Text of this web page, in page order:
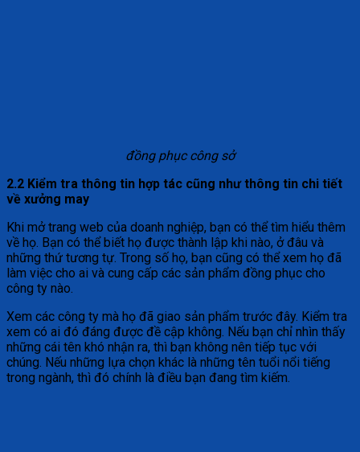
đồng phục công sở
2.2 Kiểm tra thông tin hợp tác cũng như thông tin chi tiết
về xưởng may
Khi mở trang web của doanh nghiệp, bạn có thể tìm hiểu thêm
về họ. Bạn có thể biết họ được thành lập khi nào, ở đâu và
những thứ tương tự. Trong số họ, bạn cũng có thể xem họ đã
làm việc cho ai và cung cấp các sản phẩm đồng phục cho
công ty nào.
Xem các công ty mà họ đã giao sản phẩm trước đây. Kiểm tra
xem có ai đó đáng được đề cập không. Nếu bạn chỉ nhìn thấy
những cái tên khó nhận ra, thì bạn không nên tiếp tục với
chúng. Nếu những lựa chọn khác là những tên tuổi nổi tiếng
trong ngành, thì đó chính là điều bạn đang tìm kiếm.